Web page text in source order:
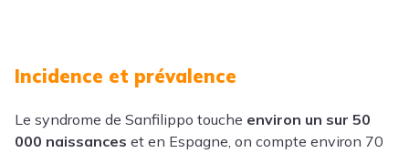
Incidence et prévalence
Le syndrome de Sanfilippo touche environ un sur 50
000 naissances et en Espagne, on compte environ 70